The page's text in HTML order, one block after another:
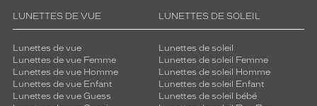
LUNETTES DE VUE
Lunettes de vue
Lunettes de vue Femme
Lunettes de vue Homme
Lunettes de vue Enfant
Lunettes de vue Guess
LUNETTES DE SOLEIL
Lunettes de soleil
Lunettes de soleil Femme
Lunettes de soleil Homme
Lunettes de soleil Enfant
Lunettes de soleil bébé